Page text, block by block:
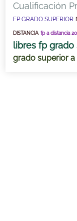
Cualificación
FP GRADO SUPERIOR
DISTANCIA fp a distancia
libres fp grado
grado superior a